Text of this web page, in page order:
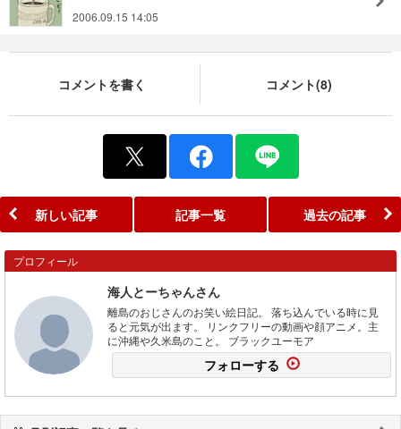
2006.09.15 14:05
コメントを書く コメント(8)
新しい記事 記事一覧 過去の記事
プロフィール
海人とーちゃんさん
離島のおじさんのお笑い絵日記。 落ち込んでいる時に見
ると元気が出ます。 リンクフリーの動画や顔アニメ。主
に沖縄や久米島のこと。 ブラックユーモア
フォローする